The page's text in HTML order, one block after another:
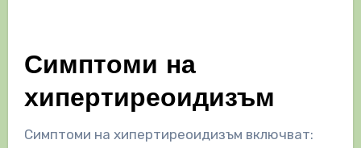
Симптоми на
хипертиреоидизъм
Симптоми на хипертиреоидизъм включват: